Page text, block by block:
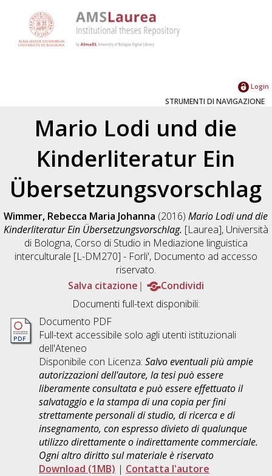
Login
STRUMENTI DI NAVIGAZIONE
Mario Lodi und die
Kinderliteratur Ein
Übersetzungsvorschlag
Wimmer, Rebecca Maria Johanna (2016)Mario Lodi und die
Kinderliteratur Ein Übersetzungsvorschlag. [Laurea], Università
di Bologna, Corso di Studio in Mediazione linguistica
interculturale [L-DM270] - Forli', Documento ad accesso
riservato.
Salva citazione
Condividi
Documenti full-text disponibili:
Documento PDF
Full-text accessibile solo agli utenti istituzionali
dell'Ateneo
Disponibile con Licenza: Salvo eventuali più ampie
autorizzazioni dell'autore, la tesi può essere
liberamente consultata e può essere effettuato il
salvataggio e la stampa di una copia per fini
strettamente personali di studio, di ricerca e di
insegnamento, con espresso divieto di qualunque
utilizzo direttamente o indirettamente commerciale.
Ogni altro diritto sul materiale è riservato
Download (1MB) | Contatta l'autore